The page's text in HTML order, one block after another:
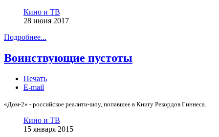
Кино и ТВ
28 июня 2017
Подробнее...
Воинствующие пустоты
Печать
E-mail
«Дом-2» - российское реалити-шоу, попавшее в Книгу Рекордов Гиннеса.
Кино и ТВ
15 января 2015